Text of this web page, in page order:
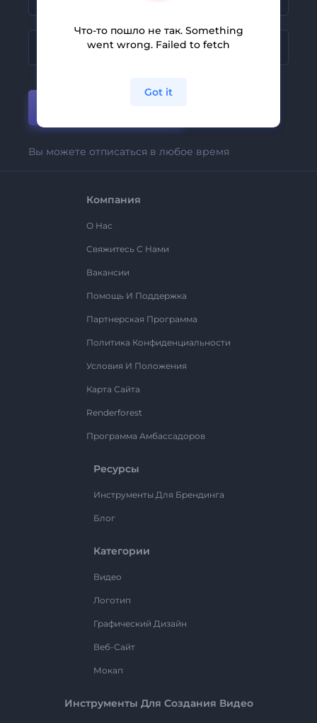
Вы можете отписаться в любое время
Компания
О Нас
Свяжитесь С Нами
Вакансии
Помощь И Поддержка
Партнерская Программа
Политика Конфиденциальности
Условия И Положения
Карта Сайта
Renderforest
Программа Амбассадоров
Ресурсы
Инструменты Для Брендинга
Блог
Категории
Видео
Логотип
Графический Дизайн
Веб-Сайт
Мокап
Инструменты Для Создания Видео
Что-то пошло не так. Something
went wrong. Failed to fetch
Got it